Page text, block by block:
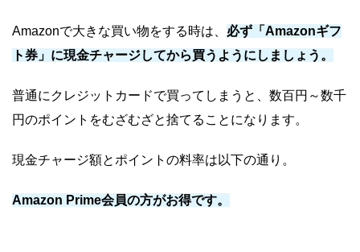
Amazonで大きな買い物をする時は、 必ず「Amazonギフ
ト券」に現金チャージしてから買うようにしましょう。
普通にクレジットカードで買ってしまうと、数百円～数千
円のポイントをむざむざと捨てることになります。
現金チャージ額とポイントの料率は以下の通り。
Amazon Prime会員の方がお得です。